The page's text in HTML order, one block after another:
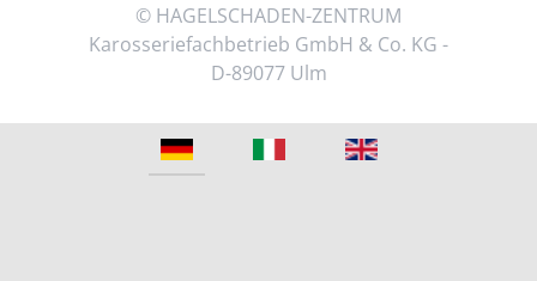
© HAGELSCHADEN-ZENTRUM
Karosseriefachbetrieb GmbH & Co. KG -
D-89077 Ulm